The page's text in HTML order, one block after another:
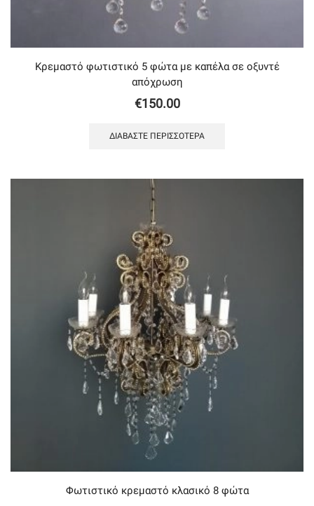
Κρεμαστό φωτιστικό 5 φώτα με καπέλα σε οξυντέ
απόχρωση
€150.00
ΔΙΑΒΆΣΤΕ ΠΕΡΙΣΣΌΤΕΡΑ
Φωτιστικό κρεμαστό κλασικό 8 φώτα